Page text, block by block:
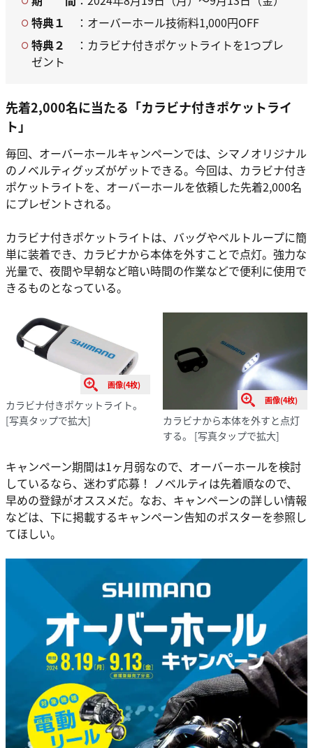
特典１
：オーバーホール技術料1,000円OFF
特典２
：カラビナ付きポケットライトを1つプレ
ゼント
先着2,000名に当たる「カラビナ付きポケットライ
ト」
毎回、オーバーホールキャンペーンでは、シマノオリジナル
のノベルティグッズがゲットできる。今回は、カラビナ付き
ポケットライトを、オーバーホールを依頼した先着2,000名
にプレゼントされる。
カラビナ付きポケットライトは、バッグやベルトループに簡
単に装着でき、カラビナから本体を外すことで点灯。強力な
光量で、夜間や早朝など暗い時間の作業などで便利に使用で
きるものとなっている。
画像(4枚)
カラビナ付きポケットライト。
[写真タップで拡大]
画像(4枚)
カラビナから本体を外すと点灯
する。
[写真タップで拡大]
キャンペーン期間は1ヶ月弱なので、オーバーホールを検討
しているなら、迷わず応募！ ノベルティは先着順なので、
早めの登録がオススメだ。なお、キャンペーンの詳しい情報
などは、下に掲載するキャンペーン告知のポスターを参照し
てほしい。